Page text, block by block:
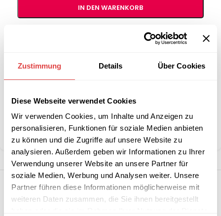
Zustimmung Details Über Cookies
Diese Webseite verwendet Cookies
Wir verwenden Cookies, um Inhalte und Anzeigen zu
personalisieren, Funktionen für soziale Medien anbieten
zu können und die Zugriffe auf unsere Website zu
analysieren. Außerdem geben wir Informationen zu Ihrer
Verwendung unserer Website an unsere Partner für
soziale Medien, Werbung und Analysen weiter. Unsere
Partner führen diese Informationen möglicherweise mit
weiteren Daten zusammen, die Sie ihnen bereitgestellt
IN DEN WARENKORB
Stückzahlen?
B2B-Angebot
Artikelnummer:20000BA-RO
Marke:Gastro Uzal
Teilen: